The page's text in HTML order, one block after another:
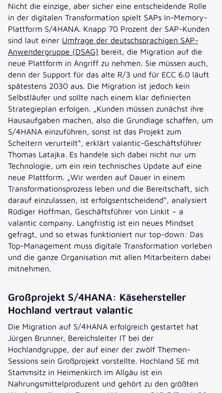
Nicht die einzige, aber sicher eine entscheidende Rolle
in der digitalen Transformation spielt SAPs In-Memory-
Plattform S/4HANA. Knapp 70 Prozent der SAP-Kunden
sind laut einer Umfrage der deutschsprachigen SAP-
Anwendergruppe (DSAG) bereit, die Migration auf die
neue Plattform in Angriff zu nehmen. Sie müssen auch,
denn der Support für das alte R/3 und für ECC 6.0 läuft
spätestens 2030 aus. Die Migration ist jedoch kein
Selbstläufer und sollte nach einem klar definierten
Strategieplan erfolgen. „Kunden müssen zunächst ihre
Hausaufgaben machen, also die Grundlage schaffen, um
S/4HANA einzuführen, sonst ist das Projekt zum
Scheitern verurteilt“, erklärt valantic-Geschäftsführer
Thomas Latajka. Es handele sich dabei nicht nur um
Technologie, um ein rein technisches Update auf eine
neue Plattform. „Wir werden auf Dauer in einem
Transformationsprozess leben und die Bereitschaft, sich
darauf einzulassen, ist erfolgsentscheidend“, analysiert
Rüdiger Hoffman, Geschäftsführer von Linkit – a
valantic company. Langfristig ist ein neues Mindset
gefragt, und so etwas funktioniert nur top-down: Das
Top-Management muss digitale Transformation vorleben
und die ganze Organisation mit allen Mitarbeitern dabei
mitnehmen.
Großprojekt S/4HANA: Käsehersteller
Hochland vertraut valantic
Die Migration auf S/4HANA erfolgreich gestartet hat
Jürgen Brunner, Bereichsleiter IT bei der
Hochlandgruppe, der auf einer der zwölf Themen-
Sessions sein Großprojekt vorstellte. Hochland SE mit
Stammsitz in Heimenkirch im Allgäu ist ein
Nahrungsmittelproduzent und gehört zu den größten